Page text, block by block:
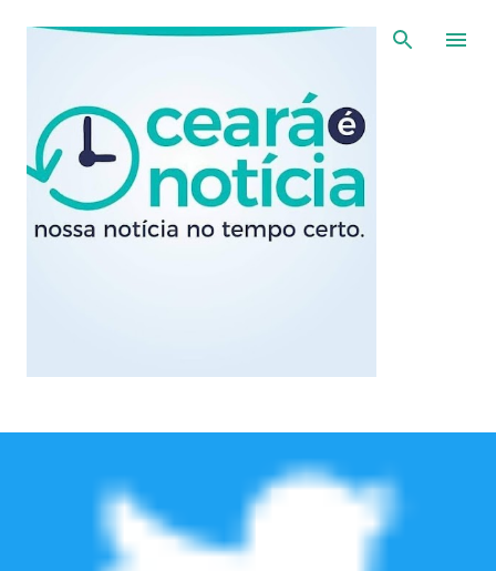
Pular para o conteúdo principal